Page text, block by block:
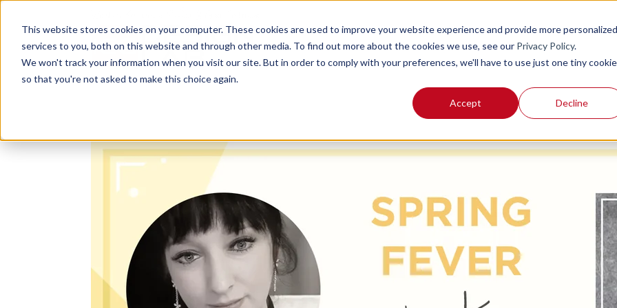
This website stores cookies on your computer. These cookies are used to improve your website experience and provide more personalized
services to you, both on this website and through other media. To find out more about the cookies we use, see our Privacy Policy.
We won't track your information when you visit our site. But in order to comply with your preferences, we'll have to use just one tiny cookie
so that you're not asked to make this choice again.
Accept Decline